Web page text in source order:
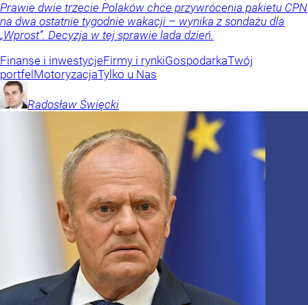
Prawie dwie trzecie Polaków chce przywrócenia pakietu CPN
na dwa ostatnie tygodnie wakacji – wynika z sondażu dla
„Wprost”. Decyzja w tej sprawie lada dzień.
Finanse i inwestycjeFirmy i rynkiGospodarkaTwój
portfel MotoryzacjaTylko u Nas
Radosław Święcki